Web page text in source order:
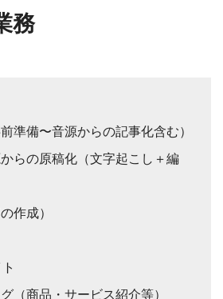
務
準備〜音源からの記事化含む）
らの原稿化（文字起こし＋編
作成）
（商品・サービス紹介等）